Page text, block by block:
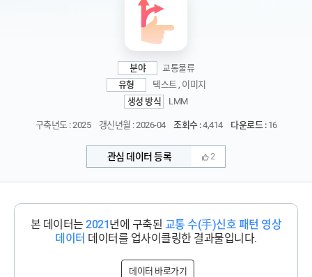
분야
교통물류
유형
텍스트 , 이미지
생성 방식
LMM
구축년도 : 2025 갱신년월 : 2026-04 조회수 :4,414 다운로드 :16
관심 데이터 등록 2
본 데이터는2021년에 구축된 교통 수(手)신호 패턴 영상
데이터 데이터를 업사이클링한 결과물입니다.
데이터 바로가기